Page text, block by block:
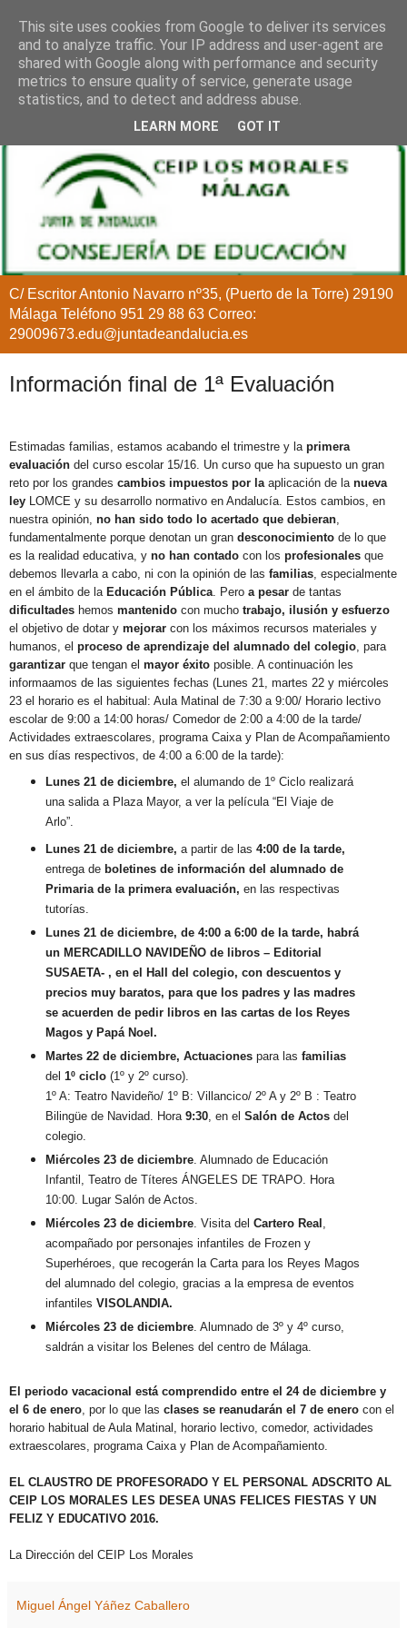
C/ Escritor Antonio Navarro nº35, (Puerto de la Torre) 29190
Málaga Teléfono 951 29 88 63 Correo:
29009673.edu@juntadeandalucia.es
Información final de 1ª Evaluación
Estimadas familias, estamos acabando el trimestre y la primera
evaluación del curso escolar 15/16. Un curso que ha supuesto un gran
reto por los grandes cambios impuestos por laaplicación de la nueva
ley LOMCE y su desarrollo normativo en Andalucía. Estos cambios, en
nuestra opinión, no han sido todo lo acertado que debieran,
fundamentalmente porque denotan un gran desconocimiento de lo que
es la realidad educativa, y no han contado con los profesionales que
debemos llevarla a cabo, ni con la opinión de las familias, especialmente
en el ámbito de la Educación Pública. Pero a pesar de tantas
dificultades hemos mantenido con mucho trabajo, ilusión y esfuerzo
el objetivo de dotar y mejorar con los máximos recursos materiales y
humanos, el proceso de aprendizaje del alumnado del colegio, para
garantizar que tengan el mayor éxito posible. A continuación les
informaamos de las siguientes fechas (Lunes 21, martes 22 y miércoles
23 el horario es el habitual: Aula Matinal de 7:30 a 9:00/ Horario lectivo
escolar de 9:00 a 14:00 horas/ Comedor de 2:00 a 4:00 de la tarde/
Actividades extraescolares, programa Caixa y Plan de Acompañamiento
en sus días respectivos, de 4:00 a 6:00 de la tarde):
Lunes 21 de diciembre, el alumando de 1º Ciclo realizará
una salida a Plaza Mayor, a ver la película “El Viaje de
Arlo”.
Lunes 21 de diciembre, a partir de las 4:00 de la tarde,
entrega deboletines de información del alumnado de
Primaria de la primera evaluación, en las respectivas
tutorías.
Lunes 21 de diciembre, de 4:00 a 6:00 de la tarde, habrá
un MERCADILLO NAVIDEÑO de libros – Editorial
SUSAETA- , en el Hall del colegio, con descuentos y
precios muy baratos, para que los padres y las madres
se acuerden de pedir libros en las cartas de los Reyes
Magos y Papá Noel.
Martes22 de diciembre, Actuaciones para las familias
del 1º ciclo(1º y 2º curso).
1º A: Teatro Navideño/ 1º B: Villancico/ 2º A y 2º B : Teatro
Bilingüe de Navidad. Hora 9:30, en el Salón de Actos del
colegio.
Miércoles 23 de diciembre. Alumnado de Educación
Infantil, Teatro de Títeres ÁNGELES DE TRAPO. Hora
10:00. Lugar Salón de Actos.
Miércoles 23 de diciembre. Visita del Cartero Real
acompañado por personajes infantiles de Frozen y
Superhéroes, que recogerán la Carta para los Reyes Magos
del alumnado del colegio, gracias a la empresa de eventos
infantiles VISOLANDIA.
Miércoles 23 de diciembre. Alumnado de 3º y 4º curso,
saldrán a visitar los Belenes del centro de Málaga.
El periodo vacacional está comprendido entre el 24 de diciembre y
el 6 de enero , por lo que las clases se reanudarán el 7 de enero con el
horario habitual de Aula Matinal, horario lectivo, comedor, actividades
extraescolares, programa Caixa y Plan de Acompañamiento.
EL CLAUSTRO DE PROFESORADO Y EL PERSONAL ADSCRITO AL
CEIP LOS MORALES LES DESEA UNAS FELICES FIESTAS Y UN
FELIZ Y EDUCATIVO 2016.
La Dirección del CEIP Los Morales
Miguel Ángel Yáñez Caballero
This site uses cookies from Google to deliver its services
and to analyze traffic. Your IP address and user-agent are
shared with Google along with performance and security
metrics to ensure quality of service, generate usage
statistics, and to detect and address abuse.
LEARN MORE GOT IT